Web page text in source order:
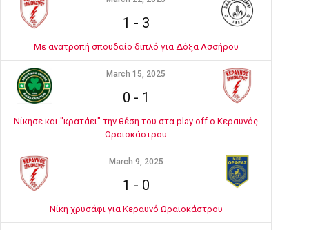
1 - 3
Με ανατροπή σπουδαίο διπλό για Δόξα Ασσήρου
March 15, 2025
0 - 1
Νίκησε και "κρατάει" την θέση του στα play off ο Κεραυνός
Ωραιοκάστρου
March 9, 2025
1 - 0
Νίκη χρυσάφι για Κεραυνό Ωραιοκάστρου